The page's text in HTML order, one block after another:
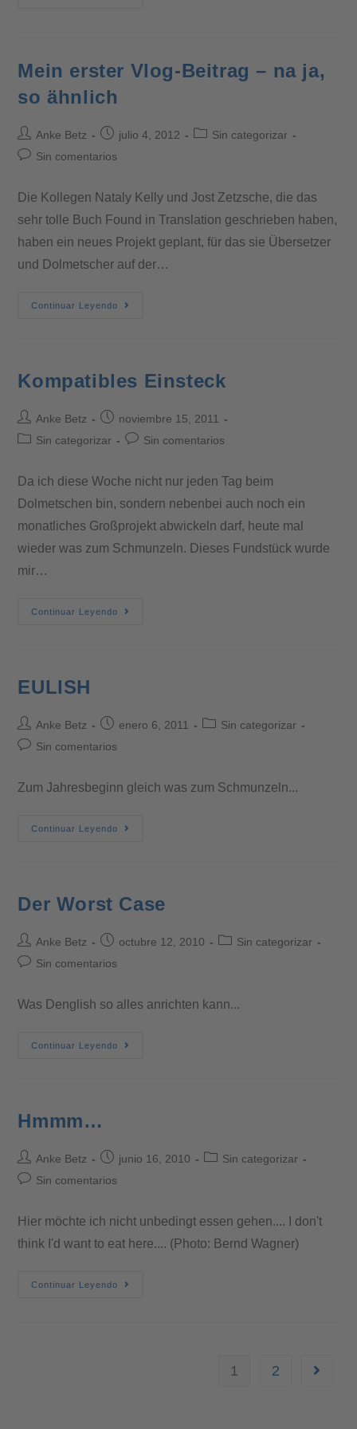
Mein erster Vlog-Beitrag – na ja,
so ähnlich
Anke Betz julio 4, 2012
Sin categorizar
Sin comentarios
Die Kollegen Nataly Kelly und Jost Zetzsche, die das
sehr tolle Buch Found in Translation geschrieben haben,
haben ein neues Projekt geplant, für das sie Übersetzer
und Dolmetscher auf der…
Continuar Leyendo
Kompatibles Einsteck
Anke Betz
noviembre 15, 2011
Sin categorizar
Sin comentarios
Da ich diese Woche nicht nur jeden Tag beim
Dolmetschen bin, sondern nebenbei auch noch ein
monatliches Großprojekt abwickeln darf, heute mal
wieder was zum Schmunzeln. Dieses Fundstück wurde
mir…
Continuar Leyendo
EULISH
Anke Betz enero 6, 2011
Sin categorizar
Sin comentarios
Zum Jahresbeginn gleich was zum Schmunzeln...
Continuar Leyendo
Der Worst Case
Anke Betz octubre 12, 2010
Sin categorizar
Sin comentarios
Was Denglish so alles anrichten kann...
Continuar Leyendo
Hmmm…
Anke Betz junio 16, 2010
Sin categorizar
Sin comentarios
Hier möchte ich nicht unbedingt essen gehen.... I don't
think I'd want to eat here.... (Photo: Bernd Wagner)
Continuar Leyendo
1 2